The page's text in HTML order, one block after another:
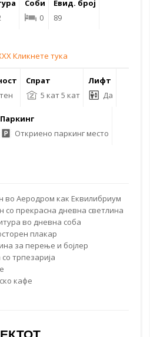
Соби
0
Евид. број
89
Кликнете тука
Спрат
5 кат 5 кат
Лифт
Да
Паркинг
Откриено паркинг место
во Аеродром как Еквилибриум
со прекрасна дневна светлина
во дневна соба
плакар
за перење и бојлер
трпезарија
кафе